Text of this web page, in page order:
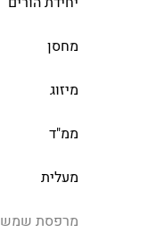
מחסן
מיזוג
ממ"ד
מעלית
מרפסת שמש